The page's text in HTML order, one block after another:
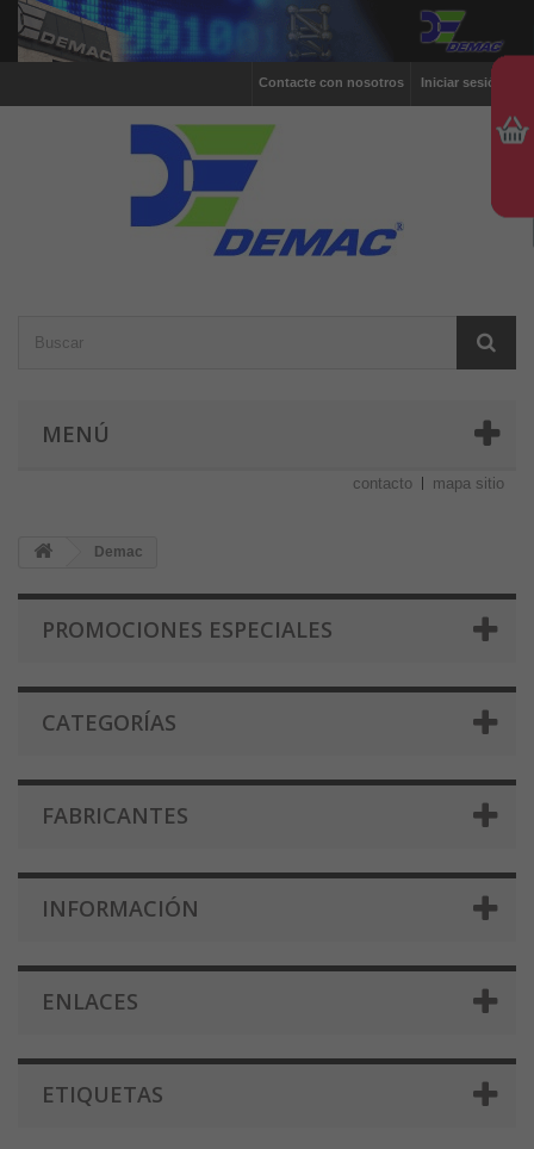
Iniciar sesión
Contacte con nosotros
MENÚ
contacto mapa sitio
Demac
PROMOCIONES ESPECIALES
CATEGORÍAS
FABRICANTES
INFORMACIÓN
ENLACES
ETIQUETAS